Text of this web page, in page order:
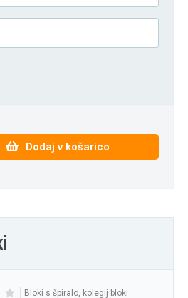
Dodaj v košarico
bloki s špiralo, kolegij bloki